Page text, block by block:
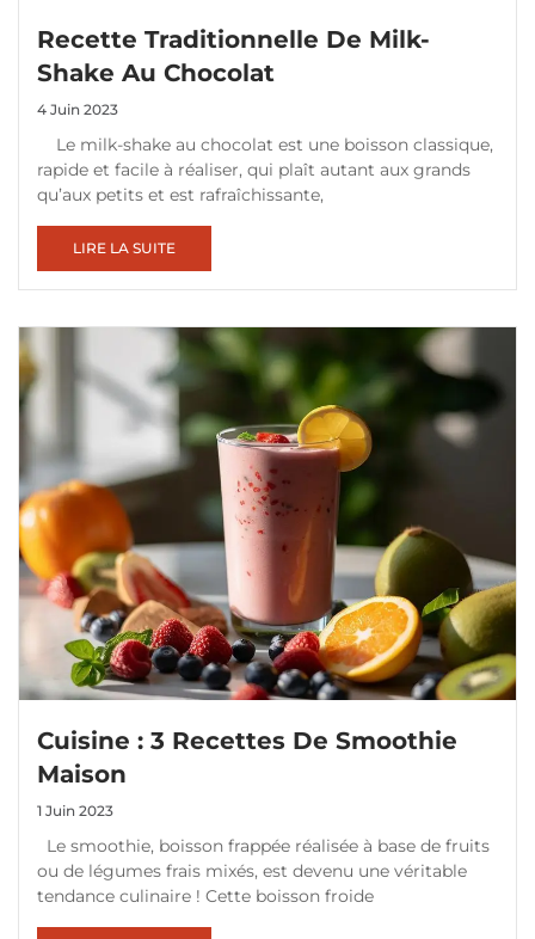
Recette Traditionnelle De Milk-
Shake Au Chocolat
4 Juin 2023
Le milk-shake au chocolat est une boisson classique,
rapide et facile à réaliser, qui plaît autant aux grands
qu’aux petits et est rafraîchissante,
LIRE LA SUITE
Cuisine : 3 Recettes De Smoothie
Maison
1 Juin 2023
Le smoothie, boisson frappée réalisée à base de fruits
ou de légumes frais mixés, est devenu une véritable
tendance culinaire ! Cette boisson froide